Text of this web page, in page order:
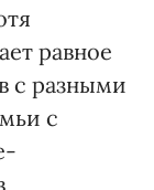
равное
с разными
с